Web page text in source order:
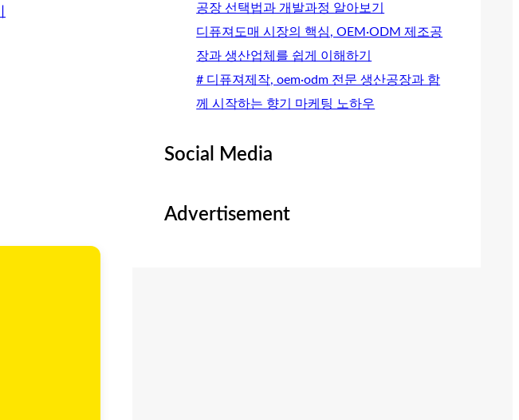
공장 선택법과 개발과정 알아보기
디퓨져도매 시장의 핵심, OEM·ODM 제조공
장과 생산업체를 쉽게 이해하기
# 디퓨져제작, oem·odm 전문 생산공장과 함
께 시작하는 향기 마케팅 노하우
Social Media
Advertisement